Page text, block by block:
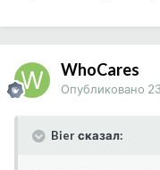
WhoCares
Опубликовано
Bier сказал: